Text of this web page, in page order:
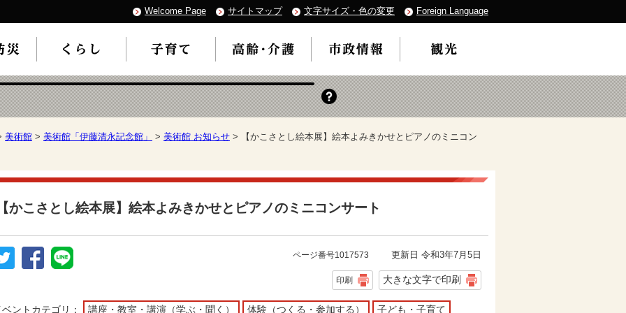
Welcome Page サイトマップ 文字サイズ・色の変更 Foreign Language
美術館 > 美術館「伊藤清永記念館」 > 美術館 お知らせ > 【かこさとし絵本展】絵本よみきかせとピアノのミニコン
かこさとし絵本展】絵本よみきかせとピアノのミニコンサート
ページ番号1017573 更新日 令和3年7月5日
印刷 大きな文字で印刷
ベントカテゴリ： 講座・教室・講演（学ぶ・聞く） 体験（つくる・参加する） 子ども・子育て